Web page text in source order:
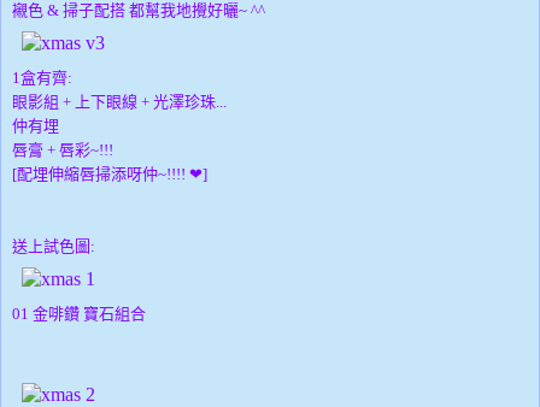
襯色 & 掃子配搭 都幫我地攪好曬~ ^^
1盒有齊:
眼影組 + 上下眼線 + 光澤珍珠...
仲有埋
唇膏 + 唇彩~!!!
[配埋伸縮唇掃添呀仲~!!!! ❤]
送上試色圖:
01 金啡鑽 寶石組合